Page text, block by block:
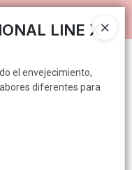
con 11
LINE X
el envejecimiento,
diferentes para